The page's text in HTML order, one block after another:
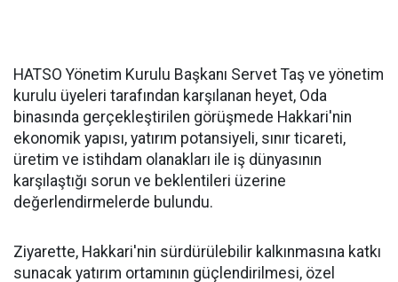
HATSO Yönetim Kurulu Başkanı Servet Taş ve yönetim
kurulu üyeleri tarafından karşılanan heyet, Oda
binasında gerçekleştirilen görüşmede Hakkari'nin
ekonomik yapısı, yatırım potansiyeli, sınır ticareti,
üretim ve istihdam olanakları ile iş dünyasının
karşılaştığı sorun ve beklentileri üzerine
değerlendirmelerde bulundu.
Ziyarette, Hakkari'nin sürdürülebilir kalkınmasına katkı
sunacak yatırım ortamının güçlendirilmesi, özel